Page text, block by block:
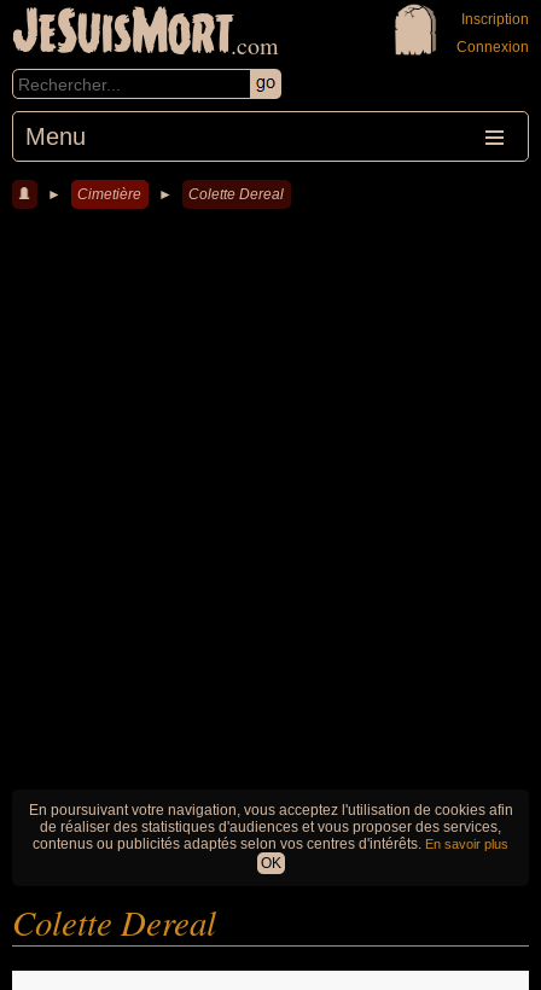
JeSuisMort.com
Menu
Inscription
Connexion
► Cimetière ► Colette Dereal
En poursuivant votre navigation, vous acceptez l'utilisation de cookies afin
de réaliser des statistiques d'audiences et vous proposer des services,
contenus ou publicités adaptés selon vos centres d'intérêts. En savoir plus
OK
Colette Dereal